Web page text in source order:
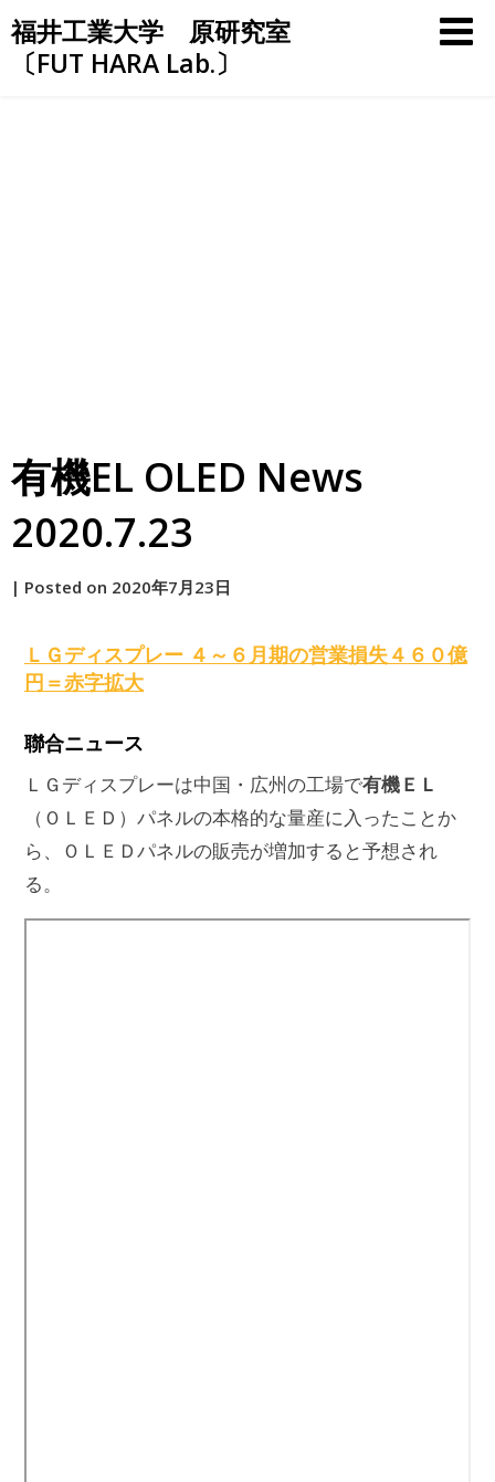
Skip
to
content
福井工業大学 原研究室
〔FUT HARA Lab.〕
有機EL OLED News
2020.7.23
by
| Posted on 2020年7月23日
ＬＧディスプレー ４～６月期の営業損失４６０億
円＝赤字拡大
聯合ニュース
ＬＧディスプレーは中国・広州の工場で有機ＥＬ
（ＯＬＥＤ）パネルの本格的な量産に入ったことか
ら、ＯＬＥＤパネルの販売が増加すると予想され
る。